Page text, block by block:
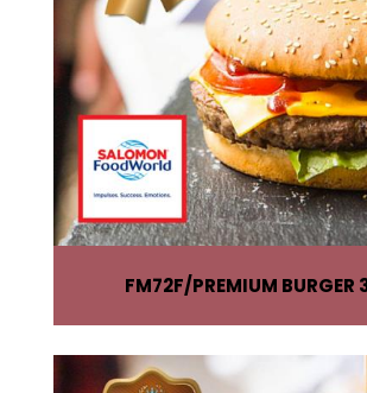
FM72F PREMIUM BURGER